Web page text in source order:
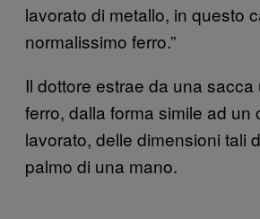
lavorato di metallo, in questo
normalissimo ferro.”
Il dottore estrae da una
ferro, dalla forma simile ad un
lavorato, delle dimensioni tali
palmo di una mano.